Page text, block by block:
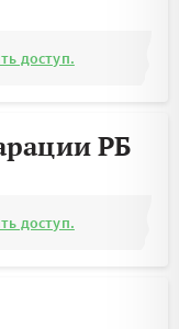
доступ.
РБ
доступ.